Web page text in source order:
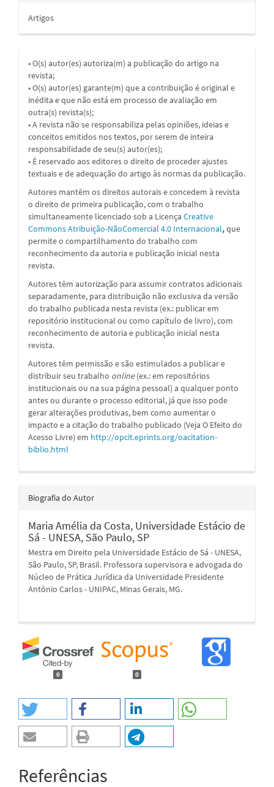
Artigos
• O(s) autor(es) autoriza(m) a publicação do artigo na
revista;
• O(s) autor(es) garante(m) que a contribuição é original e
inédita e que não está em processo de avaliação em
outra(s) revista(s);
• A revista não se responsabiliza pelas opiniões, ideias e
conceitos emitidos nos textos, por serem de inteira
responsabilidade de seu(s) autor(es);
• É reservado aos editores o direito de proceder ajustes
textuais e de adequação do artigo às normas da publicação.
Autores mantêm os direitos autorais e concedem à revista
o direito de primeira publicação, com o trabalho
simultaneamente licenciado sob a Licença Creative
Commons Atribuição-NãoComercial 4.0 Internacional,que
permite o compartilhamento do trabalho com
reconhecimento da autoria e publicação inicial nesta
revista.
Autores têm autorização para assumir contratos adicionais
separadamente, para distribuição não exclusiva da versão
do trabalho publicada nesta revista (ex.: publicar em
repositório institucional ou como capítulo de livro), com
reconhecimento de autoria e publicação inicial nesta
revista.
Autores têm permissão e são estimulados a publicar e
distribuir seu trabalho online(ex.: em repositórios
institucionais ou na sua página pessoal) a qualquer ponto
antes ou durante o processo editorial, já que isso pode
gerar alterações produtivas, bem como aumentar o
impacto e a citação do trabalho publicado (Veja O Efeito do
Acesso Livre) em http://opcit.eprints.org/oacitation-
biblio.html
Biografia do Autor
Maria Amélia da Costa, Universidade Estácio de
Sá - UNESA, São Paulo, SP
Mestra em Direito pela Universidade Estácio de Sá - UNESA,
São Paulo, SP, Brasil. Professora supervisora e advogada do
Núcleo de Prática Jurídica da Universidade Presidente
Antônio Carlos - UNIPAC, Minas Gerais, MG.
0 0
Referências